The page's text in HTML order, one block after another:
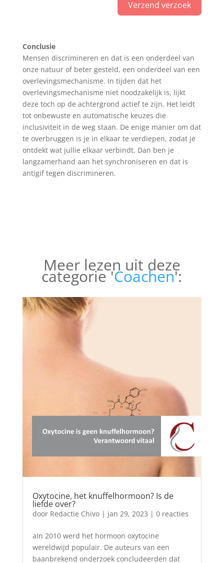
Verzend verzoek
l
t
e
r
n
a
t
i
v
e
:
Conclusie
Mensen discrimineren en dat is een onderdeel van
onze natuur of beter gesteld, een onderdeel van een
overlevingsmechanisme. In tijden dat het
overlevingsmechanisme niet noodzakelijk is, lijkt
deze toch op de achtergrond actief te zijn. Het leidt
tot onbewuste en automatische keuzes die
inclusiviteit in de weg staan. De enige manier om dat
te overbruggen is je in elkaar te verdiepen, zodat je
ontdekt wat jullie elkaar verbindt. Dan ben je
langzamerhand aan het synchroniseren en dat is
antigif tegen discrimineren.
Meer lezen uit deze
categorie 'Coachen':
Oxytocine, het knuffelhormoon? Is de
liefde over?
door Redactie Chivo| jan 29, 2023 | 0 reacties
aIn 2010 werd het hormoon oxytocine
wereldwijd populair. De auteurs van een
baanbrekend onderzoek concludeerden dat